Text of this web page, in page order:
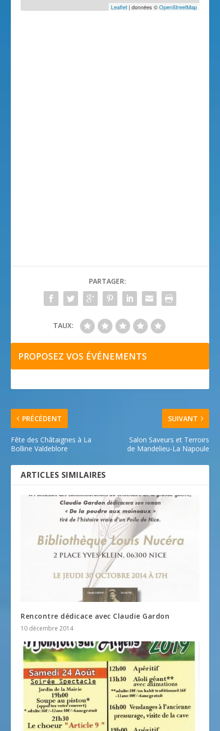
Leaflet| données ©OpenStreetMap
PARTAGER:
TAUX:
PROPOSEZ VOS ÉVÉNEMENTS
PRÉCÉDENT
Fête des Châtaignes à La
Bolline Valdeblore
SUIVANT
Salon Saveurs et Terroirs
de Mandelieu-La Napoule
ARTICLES SIMILAIRES
Rencontre dédicace avec Claudie Gardon
10 décembre 2014